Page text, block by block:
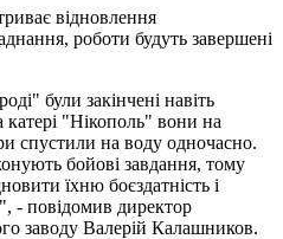
відновлення
роботи будуть завершені
були закінчені навіть
катері "Нікополь" вони на
спустили на воду одночасно.
бойові завдання, тому
їхню боєздатність і
повідомив директор
заводу Валерій Калашников.